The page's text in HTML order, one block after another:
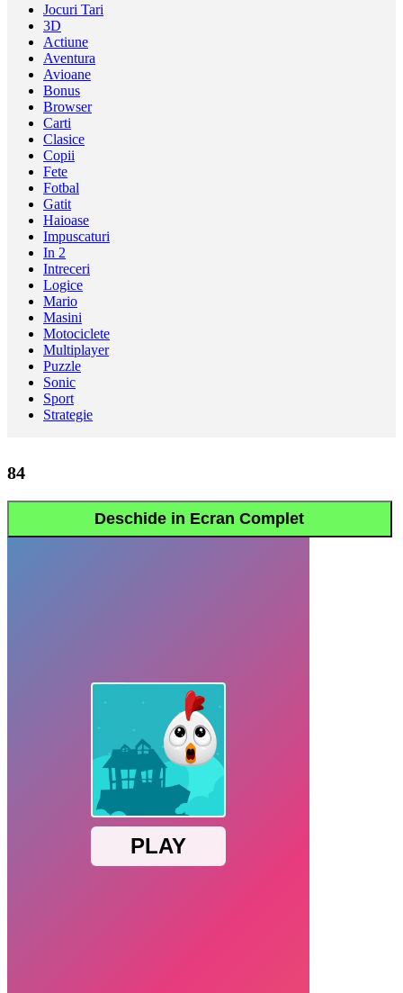
Jocuri Tari
3D
Actiune
Aventura
Avioane
Bonus
Browser
Carti
Clasice
Copii
Fete
Fotbal
Gatit
Haioase
Impuscaturi
In 2
Intreceri
Logice
Mario
Masini
Motociclete
Multiplayer
Puzzle
Sonic
Sport
Strategie
84
Deschide in Ecran Complet